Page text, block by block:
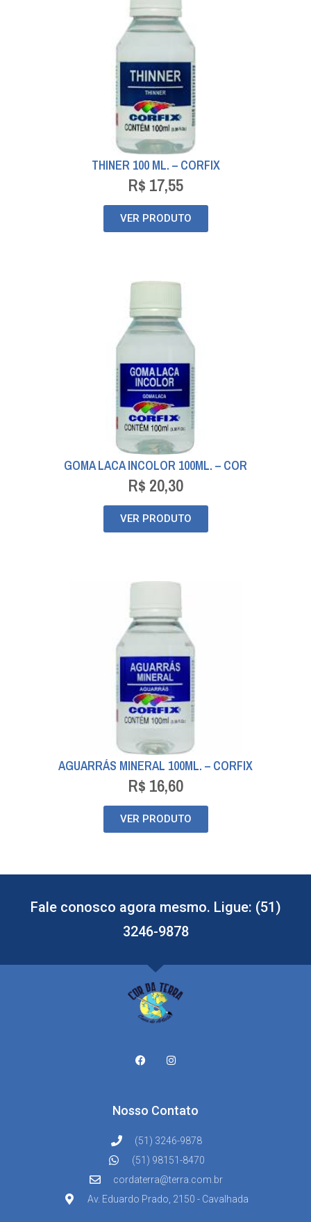
THINER 100 ML. – CORFIX
R$ 17,55
VER PRODUTO
GOMA LACA INCOLOR 100ML. – COR
R$ 20,30
VER PRODUTO
AGUARRÁS MINERAL 100ML. – CORFIX
R$ 16,60
VER PRODUTO
Fale conosco agora mesmo. Ligue: (51)
3246-9878
Nosso Contato
(51) 3246-9878
(51) 98151-8470
cordaterra@terra.com.br
Av. Eduardo Prado, 2150 - Cavalhada